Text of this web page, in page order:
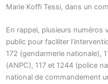
Marie Koffi Tessi, dans un
En rappel, plusieurs
public pour faciliter
172 (gendarmerie nationale),
(ANPC), 117 et 1244 (police
national de commandement